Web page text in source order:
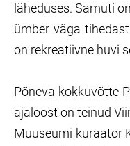
läheduses. Samuti
ümber väga
on rekreatiivne huvi
Põneva kokkuvõtte
ajaloost on teinud
Muuseumi kuraator